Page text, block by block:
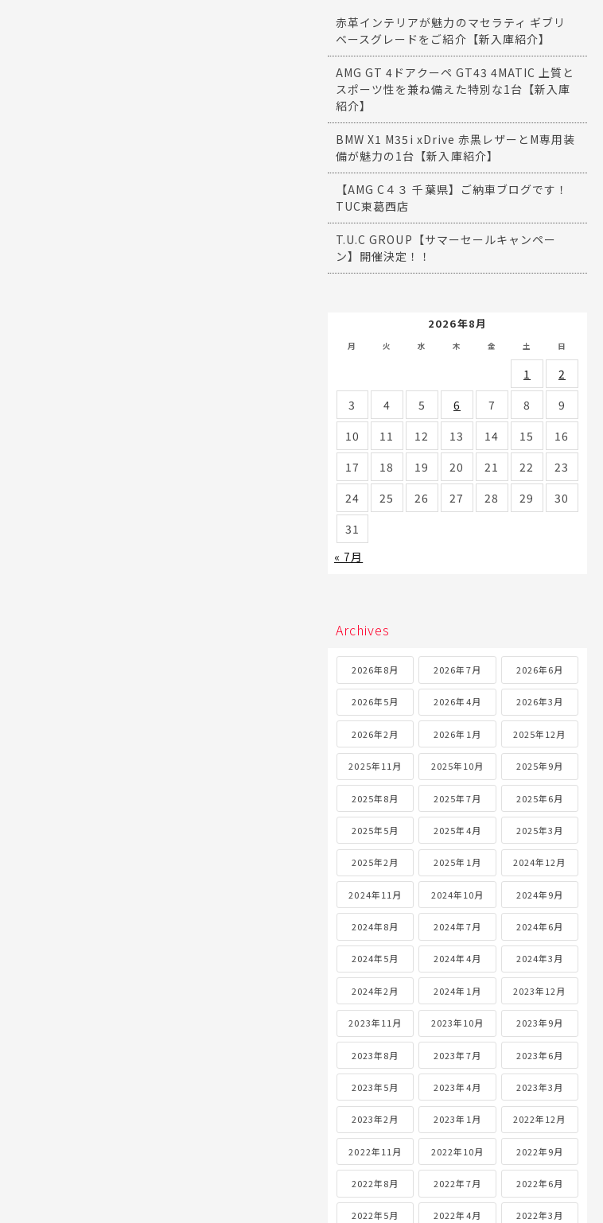
赤革インテリアが魅力のマセラティ ギブリ
ベースグレードをご紹介【新入庫紹介】
AMG GT 4ドアクーペ GT43 4MATIC 上質と
スポーツ性を兼ね備えた特別な1台【新入庫
紹介】
BMW X1 M35i xDrive 赤黒レザーとM専用装
備が魅力の1台【新入庫紹介】
【AMG C４３ 千葉県】ご納車ブログです！
TUC東葛西店
T.U.C GROUP【サマーセールキャンペー
ン】開催決定！！
2026年8月
月 火 水 木 金 土 日
1
2
3
4 5 6 7 8
9
10
11 12 13 14 15
16
17
18 19 20 21 22
23
24
25 26 27 28 29
30
31
« 7月
Archives
2026年8月 2026年7月 2026年6月
2026年5月 2026年4月 2026年3月
2026年2月 2026年1月 2025年12月
2025年11月 2025年10月 2025年9月
2025年8月 2025年7月 2025年6月
2025年5月 2025年4月 2025年3月
2025年2月 2025年1月 2024年12月
2024年11月 2024年10月 2024年9月
2024年8月 2024年7月 2024年6月
2024年5月 2024年4月 2024年3月
2024年2月 2024年1月 2023年12月
2023年11月 2023年10月 2023年9月
2023年8月 2023年7月 2023年6月
2023年5月 2023年4月 2023年3月
2023年2月 2023年1月 2022年12月
2022年11月 2022年10月 2022年9月
2022年8月 2022年7月 2022年6月
2022年5月 2022年4月 2022年3月